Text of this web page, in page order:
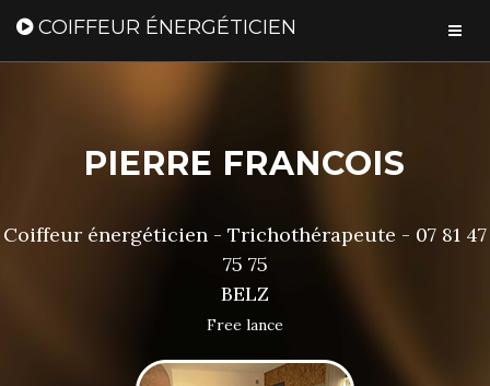
COIFFEUR ÉNERGÉTICIEN
PIERRE FRANCOIS
Coiffeur énergéticien - Trichothérapeute - 07 81 47
75 75
BELZ
Free lance